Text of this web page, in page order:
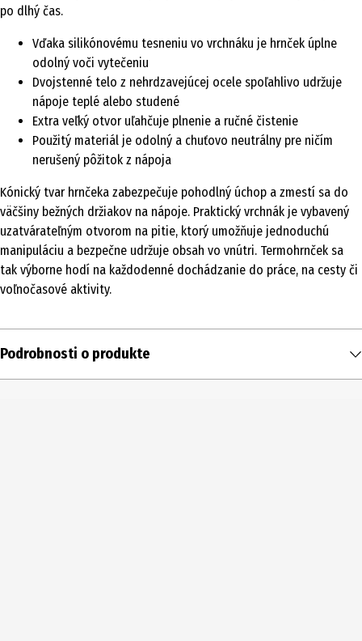
po dlhý čas.
Vďaka silikónovému tesneniu vo vrchnáku je hrnček úplne
odolný voči vytečeniu
Dvojstenné telo z nehrdzavejúcej ocele spoľahlivo udržuje
nápoje teplé alebo studené
Extra veľký otvor uľahčuje plnenie a ručné čistenie
Použitý materiál je odolný a chuťovo neutrálny pre ničím
nerušený pôžitok z nápoja
Kónický tvar hrnčeka zabezpečuje pohodlný úchop a zmestí sa do
väčšiny bežných držiakov na nápoje. Praktický vrchnák je vybavený
uzatvárateľným otvorom na pitie, ktorý umožňuje jednoduchú
manipuláciu a bezpečne udržuje obsah vo vnútri. Termohrnček sa
tak výborne hodí na každodenné dochádzanie do práce, na cesty či
voľnočasové aktivity.
Podrobnosti o produkte